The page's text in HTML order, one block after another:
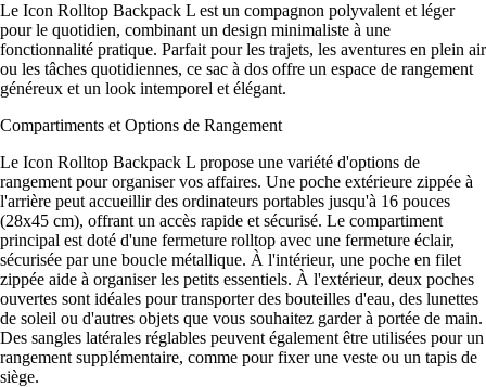
Le Icon Rolltop Backpack L est un compagnon polyvalent et léger
pour le quotidien, combinant un design minimaliste à une
fonctionnalité pratique. Parfait pour les trajets, les aventures en plein air
ou les tâches quotidiennes, ce sac à dos offre un espace de rangement
généreux et un look intemporel et élégant.
Compartiments et Options de Rangement
Le Icon Rolltop Backpack L propose une variété d'options de
rangement pour organiser vos affaires. Une poche extérieure zippée à
l'arrière peut accueillir des ordinateurs portables jusqu'à 16 pouces
(28x45 cm), offrant un accès rapide et sécurisé. Le compartiment
principal est doté d'une fermeture rolltop avec une fermeture éclair,
sécurisée par une boucle métallique. À l'intérieur, une poche en filet
zippée aide à organiser les petits essentiels. À l'extérieur, deux poches
ouvertes sont idéales pour transporter des bouteilles d'eau, des lunettes
de soleil ou d'autres objets que vous souhaitez garder à portée de main.
Des sangles latérales réglables peuvent également être utilisées pour un
rangement supplémentaire, comme pour fixer une veste ou un tapis de
siège.